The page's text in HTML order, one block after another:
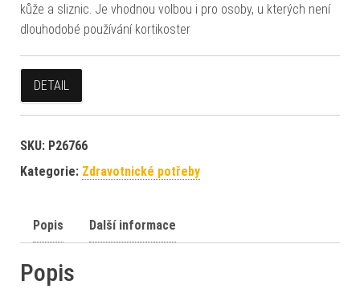
kůže a sliznic. Je vhodnou volbou i pro osoby, u kterých není
dlouhodobé používání kortikoster
DETAIL
SKU: P26766
Kategorie: Zdravotnické potřeby
Popis Další informace
Popis